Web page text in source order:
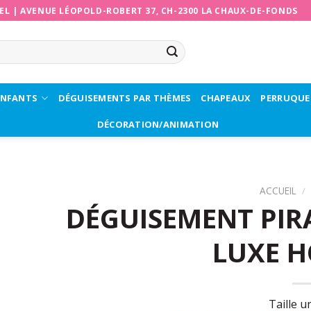
|AVENUE LÉOPOLD-ROBERT 37, CH-2300 LA CHAUX-DE-FONDS
DÉGUISEMENTS PAR THÈMES CHAPEAUX
DÉCORATION/ANIMATION
ACCUEIL /
DÉGUISEMENT
LUXE
Taille